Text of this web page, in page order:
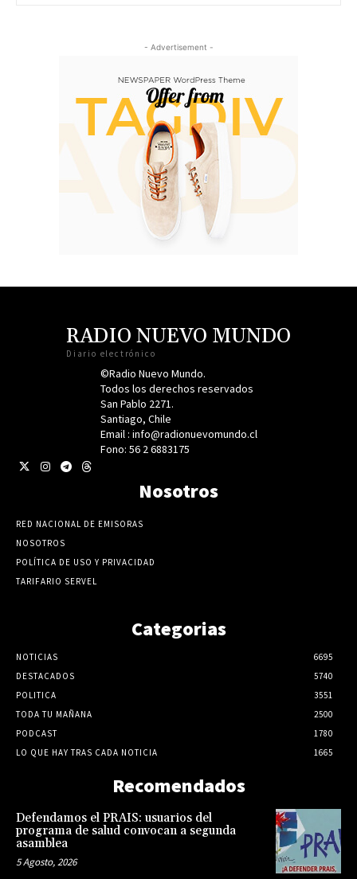
- Advertisement -
RADIO NUEVO MUNDO
Diario electrónico
©Radio Nuevo Mundo.
Todos los derechos reservados
San Pablo 2271.
Santiago, Chile
Email : info@radionuevomundo.cl
Fono: 56 2 6883175
Nosotros
RED NACIONAL DE EMISORAS
NOSOTROS
POLÍTICA DE USO Y PRIVACIDAD
TARIFARIO SERVEL
Categorias
NOTICIAS
6695
DESTACADOS
5740
POLITICA
3551
TODA TU MAÑANA
2500
PODCAST
1780
LO QUE HAY TRAS CADA NOTICIA
1665
Recomendados
Defendamos el PRAIS: usuarios del
programa de salud convocan a segunda
asamblea
5 Agosto, 2026